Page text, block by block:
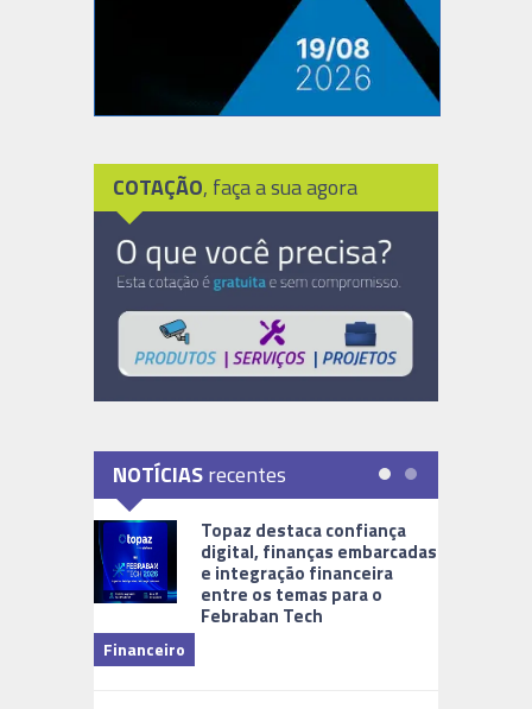
COTAÇÃO, faça a sua agora
NOTÍCIASrecentes
Topaz destaca confiança
digital, finanças embarcadas
e integração financeira
entre os temas para o
Febraban Tech
Financeiro